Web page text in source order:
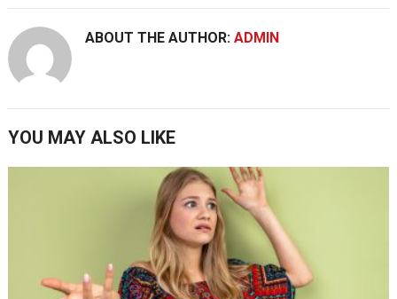
ABOUT THE AUTHOR: ADMIN
YOU MAY ALSO LIKE